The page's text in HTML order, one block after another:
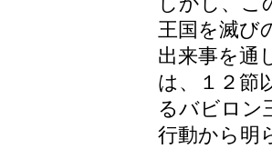
王国を滅び
出来事を通
は、１２節
るバビロン
行動から明